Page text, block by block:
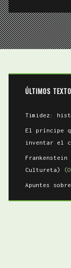
ÚLTIMOS
Timidez:
El príncipe
inventar el
Cultureta)
Apuntes